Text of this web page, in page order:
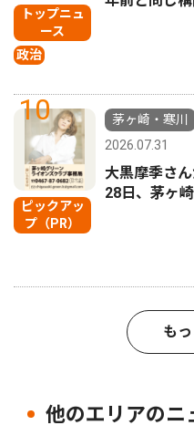
トップニュ
ース
政治
10
ピックアッ
プ（PR）
茅ヶ崎・寒川
2026.07.31
大黒摩季さ
28日、茅ヶ
も
他のエリアのニ